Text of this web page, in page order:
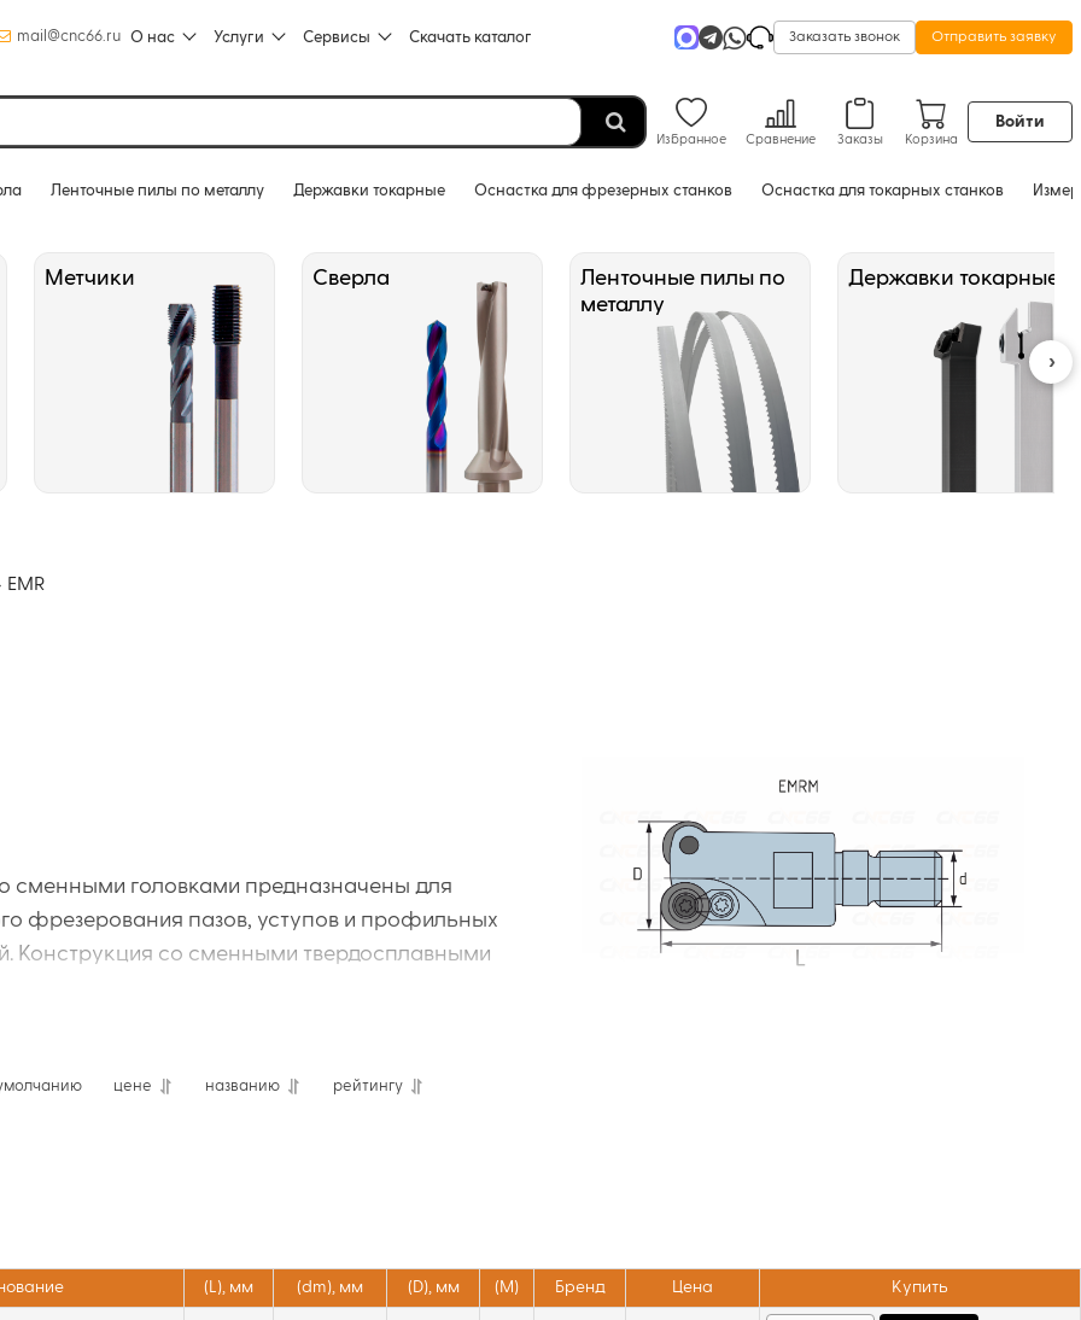
mail@cnc66.ru О нас Услуги Сервисы Скачать каталог Заказать звонок Отправить заявку
Избранное Сравнение Заказы Корзина
Войти
Ленточные пилы по металлу Державки токарные Оснастка для фрезерных станков Оснастка для токарных станков
Метчики Сверла
Ленточные пилы по
металлу
Державки токарные
EMR
сменными головками предназначены для
фрезерования пазов, уступов и профильных
Конструкция со сменными твердосплавными
высокую жесткость, стабильное резание
за счёт быстрой замены режущей части.
цене названию рейтингу
(L), мм (dm), мм (D), мм (М) Бренд Цена Купить